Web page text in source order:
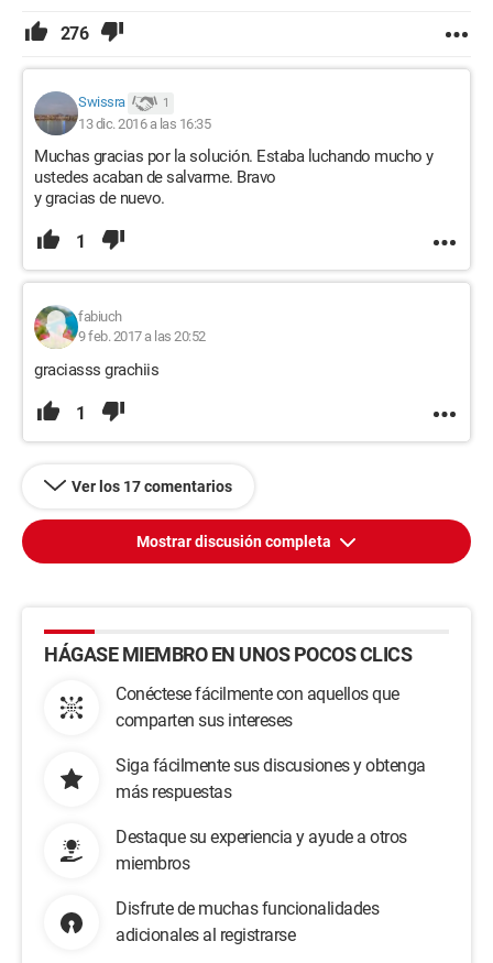
276
Swissra 1
13 dic. 2016 a las 16:35
Muchas gracias por la solución. Estaba luchando mucho y
ustedes acaban de salvarme. Bravo
y gracias de nuevo.
1
fabiuch
9 feb. 2017 a las 20:52
graciasss grachiis
1
Ver los 17 comentarios
Mostrar discusión completa
HÁGASE MIEMBRO EN UNOS POCOS CLICS
Conéctese fácilmente con aquellos que
comparten sus intereses
Siga fácilmente sus discusiones y obtenga
más respuestas
Destaque su experiencia y ayude a otros
miembros
Disfrute de muchas funcionalidades
adicionales al registrarse